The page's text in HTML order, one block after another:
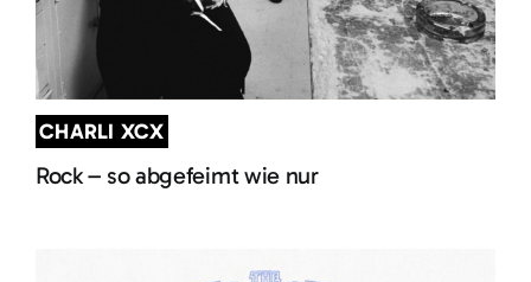
CHARLI XCX
Rock – so abgefeimt wie nur